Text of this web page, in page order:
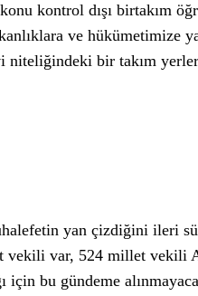
kontrol dışı birtakım
ve hükümetimize
niteliğindeki bir takım
yan çizdiğini ileri
vekili var, 524 millet vekili
için bu gündeme